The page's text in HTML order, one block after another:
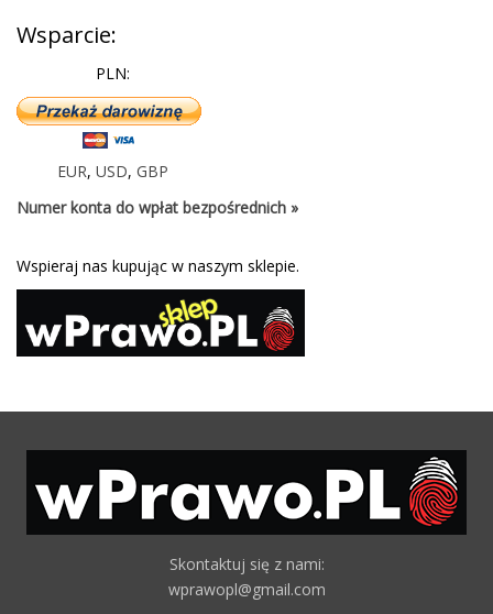
Wsparcie:
PLN:
EUR, USD, GBP
Numer konta do wpłat bezpośrednich »
Wspieraj nas kupując w naszym sklepie.
Skontaktuj się z nami:
wprawopl@gmail.com